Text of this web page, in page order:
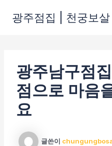
광주점집 | 천궁보살
광주남구점
점으로 마음
요
글쓴이